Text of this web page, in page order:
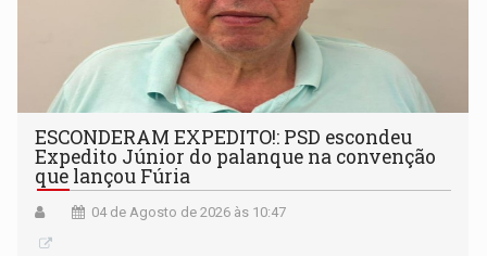
ESCONDERAM EXPEDITO!: PSD escondeu
Expedito Júnior do palanque na convenção
que lançou Fúria
04 de Agosto de 2026 às 10:47